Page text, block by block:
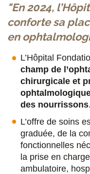
u
r
F
a
c
e
b
o
o
k
u
r
T
w
i
t
t
e
r
e
"En 2024,
conforte sa
en
L’Hôpital
champ de
chirurgicale et
des nourrissons.
L’offre de soins
graduée, de la
fonctionnelles
la prise en
ambulatoire,